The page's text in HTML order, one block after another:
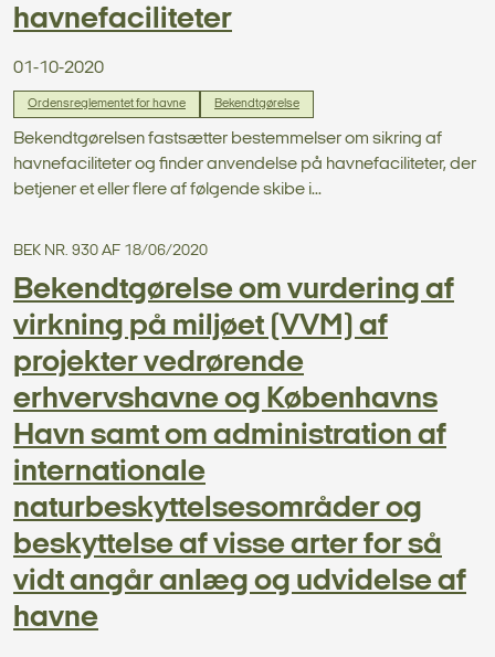
havnefaciliteter
01-10-2020
Ordensreglementet for havne Bekendtgørelse
Bekendtgørelsen fastsætter bestemmelser om sikring af
havnefaciliteter og finder anvendelse på havnefaciliteter, der
betjener et eller flere af følgende skibe i...
BEK NR. 930 AF 18/06/2020
Bekendtgørelse om vurdering af
virkning på miljøet (VVM) af
projekter vedrørende
erhvervshavne og Københavns
Havn samt om administration af
internationale
naturbeskyttelsesområder og
beskyttelse af visse arter for så
vidt angår anlæg og udvidelse af
havne